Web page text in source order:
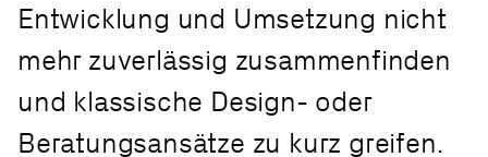
Entwicklung und Umsetzung nicht
mehr zuverlässig zusammenfinden
und klassische Design- oder
Beratungsansätze zu kurz greifen.